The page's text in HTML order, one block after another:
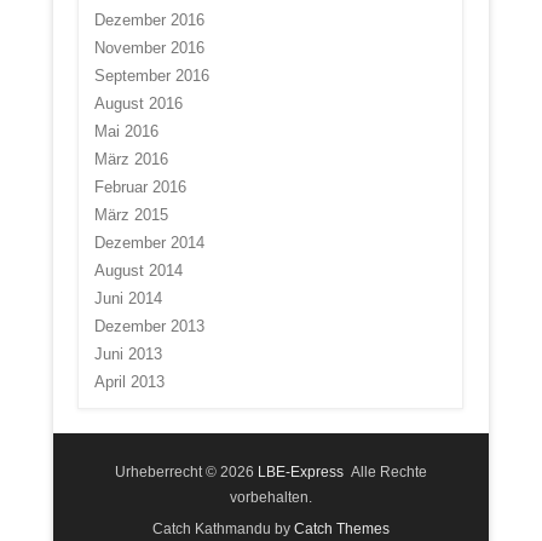
Dezember 2016
November 2016
September 2016
August 2016
Mai 2016
März 2016
Februar 2016
März 2015
Dezember 2014
August 2014
Juni 2014
Dezember 2013
Juni 2013
April 2013
Urheberrecht © 2026 LBE-Express Alle Rechte
vorbehalten.
Catch Kathmandu by Catch Themes